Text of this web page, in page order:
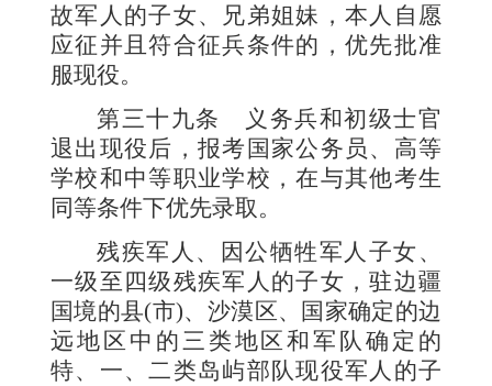
故军人的子女、兄弟姐妹，本人自愿
应征并且符合征兵条件的，优先批准
服现役。
第三十九条
义务兵和初级士官
退出现役后，报考国家公务员、高等
学校和中等职业学校，在与其他考生
同等条件下优先录取。
残疾军人、因公牺牲军人子女、
一级至四级残疾军人的子女，驻边疆
国境的县(市)、沙漠区、国家确定的边
远地区中的三类地区和军队确定的
特、一、二类岛屿部队现役军人的子